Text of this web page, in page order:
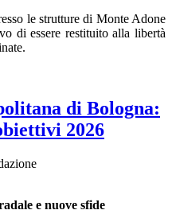
le strutture di Monte Adone
di essere restituito alla libertà
di Bologna:
2026
e nuove sfide